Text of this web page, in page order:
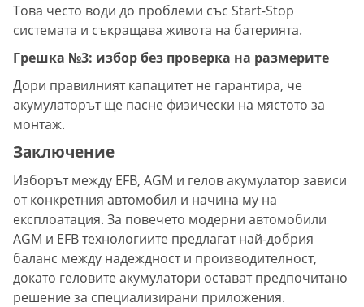
Това често води до проблеми със Start-Stop
системата и съкращава живота на батерията.
Грешка №3: избор без проверка на размерите
Дори правилният капацитет не гарантира, че
акумулаторът ще пасне физически на мястото за
монтаж.
Заключение
Изборът между EFB, AGM и гелов акумулатор зависи
от конкретния автомобил и начина му на
експлоатация. За повечето модерни автомобили
AGM и EFB технологиите предлагат най-добрия
баланс между надеждност и производителност,
докато геловите акумулатори остават предпочитано
решение за специализирани приложения.